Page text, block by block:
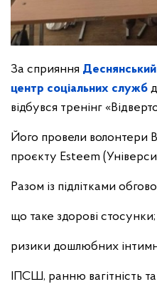
За сприяння Деснянський
центр соціальних служб
відбувся тренінг
Його провели
проєкту Esteem
Разом із підлітками
що таке здорові стосунки;
ризики дошлюбних
ІПСШ, ранню вагітність